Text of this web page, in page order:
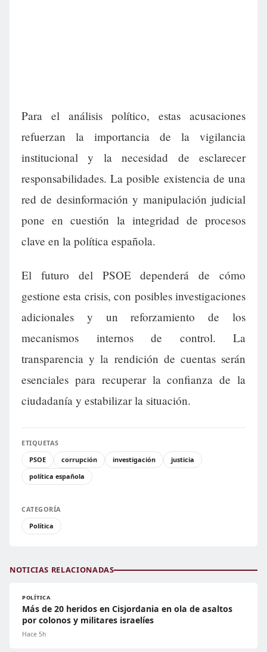
Para el análisis político, estas acusaciones
refuerzan la importancia de la vigilancia
institucional y la necesidad de esclarecer
responsabilidades. La posible existencia de una
red de desinformación y manipulación judicial
pone en cuestión la integridad de procesos
clave en la política española.
El futuro del PSOE dependerá de cómo
gestione esta crisis, con posibles investigaciones
adicionales y un reforzamiento de los
mecanismos internos de control. La
transparencia y la rendición de cuentas serán
esenciales para recuperar la confianza de la
ciudadanía y estabilizar la situación.
ETIQUETAS
PSOE
corrupción investigación
justicia
política española
CATEGORÍA
Política
NOTICIAS RELACIONADAS
POLÍTICA
Más de 20 heridos en Cisjordania en ola de asaltos
por colonos y militares israelíes
Hace 5h